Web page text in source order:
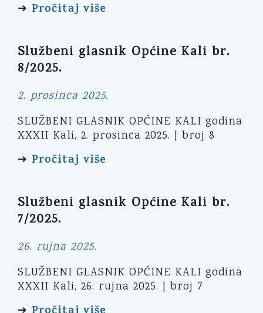
➔ Pročitaj više
Službeni glasnik Općine Kali br.
8/2025.
2. prosinca 2025.
SLUŽBENI GLASNIK OPĆINE KALI godina
XXXII Kali, 2. prosinca 2025. | broj 8
➔ Pročitaj više
Službeni glasnik Općine Kali br.
7/2025.
26. rujna 2025.
SLUŽBENI GLASNIK OPĆINE KALI godina
XXXII Kali, 26. rujna 2025. | broj 7